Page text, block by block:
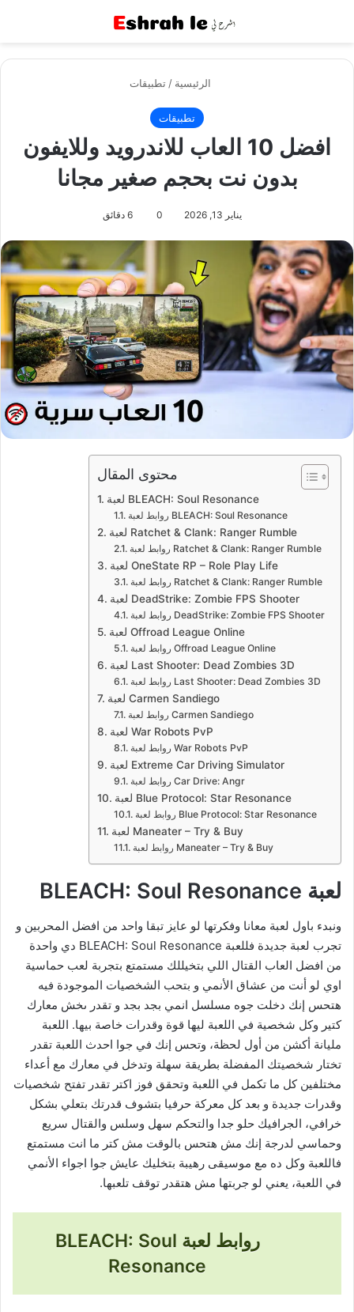
الرئيسية / تطبيقات
تطبيقات
افضل 10 العاب للاندرويد وللايفون
بدون نت بحجم صغير مجانا
يناير 13, 2026 0 6 دقائق
محتوى المقال
لعبة BLEACH: Soul Resonance
روابط لعبة BLEACH: Soul Resonance
لعبة Ratchet & Clank: Ranger Rumble
روابط لعبة Ratchet & Clank: Ranger Rumble
لعبة OneState RP – Role Play Life
روابط لعبة Ratchet & Clank: Ranger Rumble
لعبة DeadStrike: Zombie FPS Shooter
روابط لعبة DeadStrike: Zombie FPS Shooter
لعبة Offroad League Online
روابط لعبة Offroad League Online
لعبة Last Shooter: Dead Zombies 3D
روابط لعبة Last Shooter: Dead Zombies 3D
لعبة Carmen Sandiego
روابط لعبة Carmen Sandiego
لعبة War Robots PvP
روابط لعبة War Robots PvP
لعبة Extreme Car Driving Simulator
روابط لعبة Car Drive: Angr
لعبة Blue Protocol: Star Resonance
روابط لعبة Blue Protocol: Star Resonance
لعبة Maneater – Try & Buy
روابط لعبة Maneater – Try & Buy
لعبة BLEACH: Soul Resonance
ونبدء باول لعبة معانا وفكرتها لو عايز تبقا واحد من افضل المحربين و
تجرب لعبة جديدة فللعبة BLEACH: Soul Resonance دي واحدة
من افضل العاب القتال اللي بتخيللك مستمتع بتجربة لعب حماسية
اوي لو أنت من عشاق الأنمي و بتحب الشخصيات الموجودة فيه
هتحس إنك دخلت جوه مسلسل انمي بجد بجد و تقدر ىخش معارك
كتير وكل شخصية في اللعبة ليها قوة وقدرات خاصة بيها. اللعبة
مليانة أكشن من أول لحظة، وتحس إنك في جوا احدث اللعبة تقدر
تختار شخصيتك المفضلة بطريقة سهلة وتدخل في معارك مع أعداء
مختلفين كل ما تكمل في اللعبة وتحقق فوز اكتر تقدر تفتح شخصيات
وقدرات جديدة و بعد كل معركة حرفيا بتشوف قدرتك بتعلي بشكل
خرافي، الجرافيك حلو جدا والتحكم سهل وسلس والقتال سريع
وحماسي لدرجة إنك مش هتحس بالوقت مش كتر ما انت مستمتع
فاللعبة وكل ده مع موسيقى رهيبة بتخليك عايش جوا اجواء الأنمي
في اللعبة، يعني لو جربتها مش هتقدر توقف تلعبها.
روابط لعبة BLEACH: Soul
Resonance